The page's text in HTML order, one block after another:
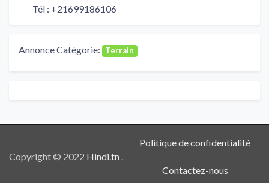
Tél : +21699186106
Annonce Catégorie: Terrain
Copyright © 2022 Hindi.tn .
Politique de confidentialité
Contactez-nous